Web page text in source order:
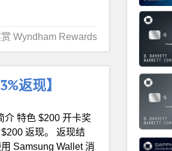
Wyndham Rewards
返现】
介 特色 $200 开卡奖
返现。 返现结
Samsung Wallet 消